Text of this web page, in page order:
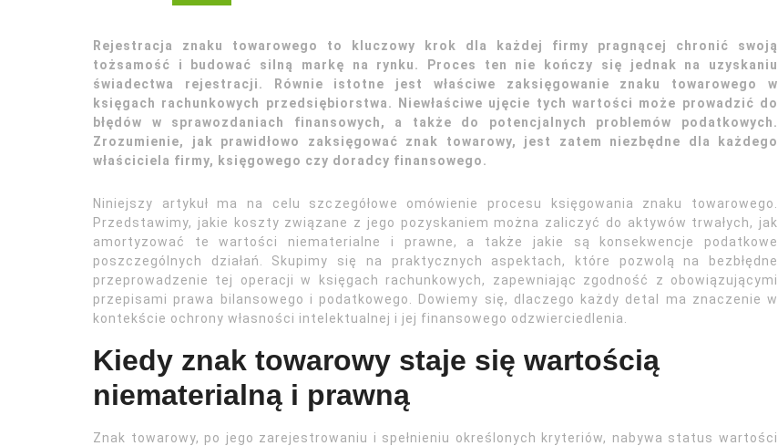
Rejestracja znaku towarowego to kluczowy krok dla każdej firmy pragnącej chronić swoją
tożsamość i budować silną markę na rynku. Proces ten nie kończy się jednak na uzyskaniu
świadectwa rejestracji. Równie istotne jest właściwe zaksięgowanie znaku towarowego w
księgach rachunkowych przedsiębiorstwa. Niewłaściwe ujęcie tych wartości może prowadzić do
błędów w sprawozdaniach finansowych, a także do potencjalnych problemów podatkowych.
Zrozumienie, jak prawidłowo zaksięgować znak towarowy, jest zatem niezbędne dla każdego
właściciela firmy, księgowego czy doradcy finansowego.
Niniejszy artykuł ma na celu szczegółowe omówienie procesu księgowania znaku towarowego.
Przedstawimy, jakie koszty związane z jego pozyskaniem można zaliczyć do aktywów trwałych, jak
amortyzować te wartości niematerialne i prawne, a także jakie są konsekwencje podatkowe
poszczególnych działań. Skupimy się na praktycznych aspektach, które pozwolą na bezbłędne
przeprowadzenie tej operacji w księgach rachunkowych, zapewniając zgodność z obowiązującymi
przepisami prawa bilansowego i podatkowego. Dowiemy się, dlaczego każdy detal ma znaczenie w
kontekście ochrony własności intelektualnej i jej finansowego odzwierciedlenia.
Kiedy znak towarowy staje się wartością
niematerialną i prawną
Znak towarowy, po jego zarejestrowaniu i spełnieniu określonych kryteriów, nabywa status wartości